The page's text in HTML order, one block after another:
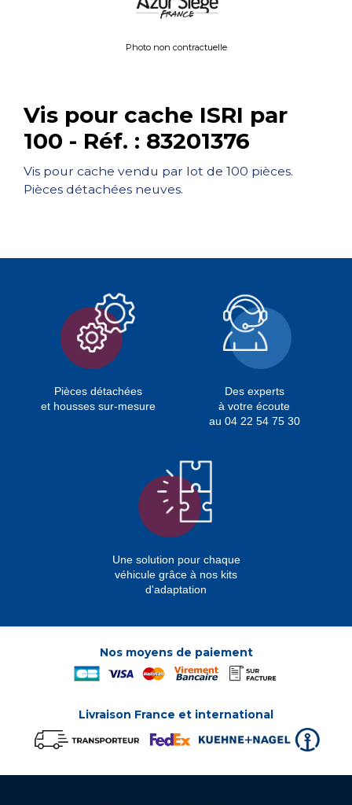
Vis pour cache ISRI par
100 - Réf. : 83201376
Vis pour cache vendu par lot de 100 pièces.
Pièces détachées neuves.
Photo non contractuelle
Pièces détachées
et housses sur-mesure
Des experts
à votre écoute
au 04 22 54 75 30
Une solution pour chaque
véhicule grâce à nos kits
d'adaptation
Nos moyens de paiement
Livraison France et international